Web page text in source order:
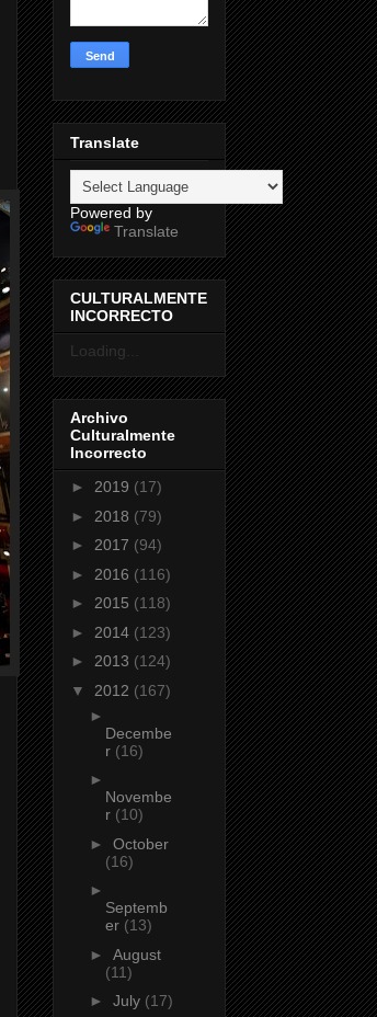
Translate
Powered by
Translate
CULTURALMENTE
INCORRECTO
Loading...
Archivo
Culturalmente
Incorrecto
► 2019 (17)
► 2018 (79)
► 2017 (94)
► 2016 (116)
► 2015 (118)
► 2014 (123)
► 2013 (124)
▼ 2012 (167)
►
Decembe
r (16)
►
Novembe
r (10)
► October
(16)
►
Septemb
er (13)
► August
(11)
► July (17)